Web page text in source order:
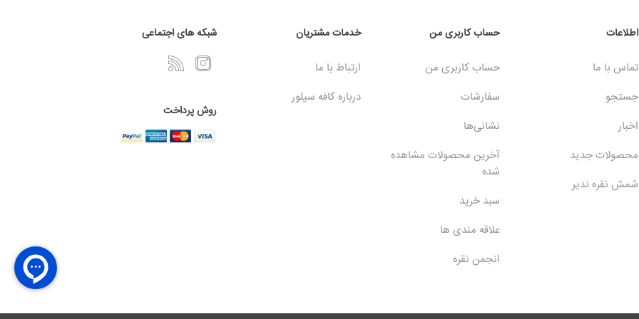
اطلاعات
تماس با ما
جستجو
اخبار
محصولات جدید
شمش نقره ندیر
حساب کاربری من
حساب کاربری من
سفارشات
نشانی‌ها
آخرین محصولات مشاهده
شده
سبد خرید
علاقه مندی ها
انجمن نقره
خدمات مشتریان
ارتباط با ما
درباره کافه سیلور
شبکه های اجتماعی
روش پرداخت